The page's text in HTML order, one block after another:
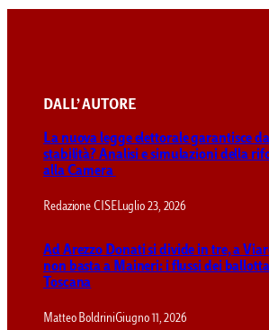
DALL’ AUTORE
La nuova legge elettorale garantisce
stabilità? Analisi e simulazioni della
alla Camera
Redazione CISELuglio 23, 2026
Ad Arezzo Donati si divide in tre, a
non basta a Maineri: i flussi dei
Toscana
Matteo BoldriniGiugno 11, 2026